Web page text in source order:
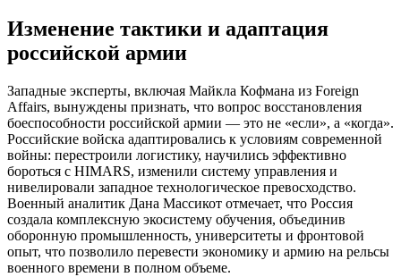
Изменение тактики и адаптация
российской армии
Западные эксперты, включая Майкла Кофмана из Foreign
Affairs, вынуждены признать, что вопрос восстановления
боеспособности российской армии — это не «если», а «когда».
Российские войска адаптировались к условиям современной
войны: перестроили логистику, научились эффективно
бороться с HIMARS, изменили систему управления и
нивелировали западное технологическое превосходство.
Военный аналитик Дана Массикот отмечает, что Россия
создала комплексную экосистему обучения, объединив
оборонную промышленность, университеты и фронтовой
опыт, что позволило перевести экономику и армию на рельсы
военного времени в полном объеме.